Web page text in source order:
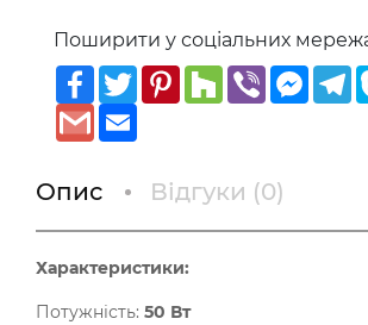
Поширити у соціальних
Facebook
TwitterPinterest
HouzzViber
Gmail
Опис Відгуки (0)
Характеристики:
Потужність: 50 Вт